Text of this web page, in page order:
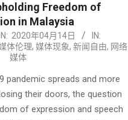
Freedom of
in Malaysia
2020年04月14日
IN:
体伦理, 媒体现象, 新闻自由, 网络
媒体
pandemic spreads and more
their doors, the question
of expression and speech